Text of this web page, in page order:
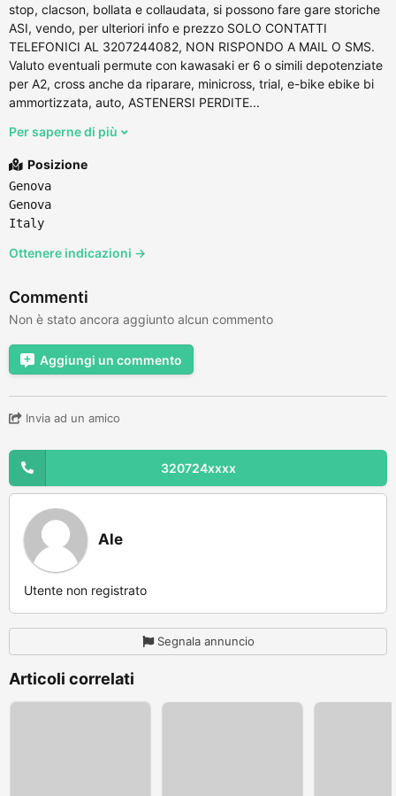
stop, clacson, bollata e collaudata, si possono fare gare storiche
ASI, vendo, per ulteriori info e prezzo SOLO CONTATTI
TELEFONICI AL 3207244082, NON RISPONDO A MAIL O SMS.
Valuto eventuali permute con kawasaki er 6 o simili depotenziate
per A2, cross anche da riparare, minicross, trial, e-bike ebike bi
ammortizzata, auto, ASTENERSI PERDITE...
Per saperne di più
Posizione
Genova
Genova
Italy
Ottenere indicazioni →
Commenti
Non è stato ancora aggiunto alcun commento
Aggiungi un commento
Invia ad un amico
320724xxxx
Ale
Utente non registrato
Segnala annuncio
Articoli correlati